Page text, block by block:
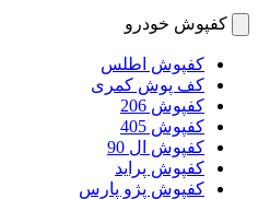
کفپوش خودرو
کفپوش اطلس
کف پوش کمری
کفپوش 206
کفپوش 405
کفپوش ال 90
کفپوش پراید
کفپوش پژو پارس